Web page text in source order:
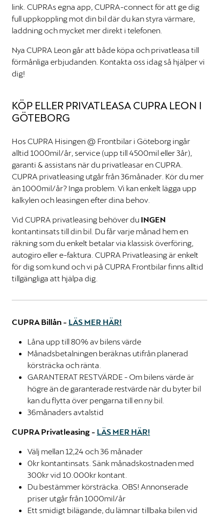
link. CUPRAs egna app, CUPRA-connect för att ge dig
full uppkoppling mot din bil där du kan styra värmare,
laddning och mycket mer direkt i telefonen.
Nya CUPRA Leon går att både köpa och privatleasa till
förmånliga erbjudanden. Kontakta oss idag så hjälper vi
dig!
KÖP ELLER PRIVATLEASA CUPRA LEON I
GÖTEBORG
Hos CUPRA Hisingen @ Frontbilar i Göteborg ingår
alltid 1000mil/år, service (upp till 4500mil eller 3år),
garanti & assistans när du privatleasar en CUPRA.
CUPRA privatleasing utgår från 36månader. Kör du mer
än 1000mil/år? Inga problem. Vi kan enkelt lägga upp
kalkylen och leasingen efter dina behov.
Vid CUPRA privatleasing behöver du INGEN
kontantinsats till din bil. Du får varje månad hem en
räkning som du enkelt betalar via klassisk överföring,
autogiro eller e-faktura. CUPRA Privatleasing är enkelt
för dig som kund och vi på CUPRA Frontbilar finns alltid
tillgängliga att hjälpa dig.
CUPRA Billån - LÄS MER HÄR!
Låna upp till 80% av bilens värde
Månadsbetalningen beräknas utifrån planerad
körsträcka och ränta.
GARANTERAT RESTVÄRDE - Om bilens värde är
högre än de garanterade restvärde när du byter bil
kan du flytta över pengarna till en ny bil.
36månaders avtalstid
CUPRA Privatleasing - LÄS MER HÄR!
Välj mellan 12,24 och 36 månader
0kr kontantinsats. Sänk månadskostnaden med
300kr vid 10.000kr kontant.
Du bestämmer körsträcka. OBS! Annonserade
priser utgår från 1000mil/år
Ett smidigt bilägande, du lämnar tillbaka bilen vid